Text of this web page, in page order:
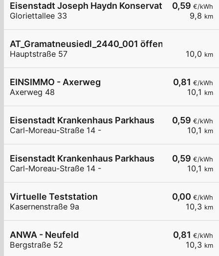
0,59 €/kWh
9,8 km
Eisenstadt Joseph Haydn Konservatorium
Gloriettallee 33
10,0 km
AT_Gramatneusiedl_2440_001 öffentlich
Hauptstraße 57
0,81 €/kWh
10,1 km
EINSIMMO - Axerweg
Axerweg 48
0,59 €/kWh
10,1 km
Eisenstadt Krankenhaus Parkhaus
Carl-Moreau-Straße 14 -
0,59 €/kWh
10,1 km
Eisenstadt Krankenhaus Parkhaus
Carl-Moreau-Straße 14 -
0,00 €/kWh
10,3 km
Virtuelle Teststation
Kasernenstraße 9a
0,81 €/kWh
10,3 km
ANWA - Neufeld
Bergstraße 52